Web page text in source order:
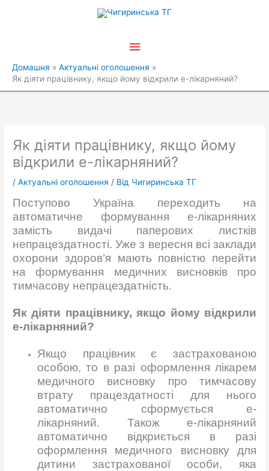
Головне
Домашня
Актуальні оголошення
Як діяти працівнику, якщо йому відкрили е-лікарняний?
Як діяти працівнику, якщо йому
відкрили е-лікарняний?
/Актуальні оголошення / Від Чигиринська ТГ
Поступово Україна переходить на
автоматичне формування е-лікарняних
замість видачі паперових листків
непрацездатності. Уже з вересня всі заклади
охорони здоров’я мають повністю перейти
на формування медичних висновків про
тимчасову непрацездатність.
Як діяти працівнику, якщо йому відкрили
е-лікарняний?
Якщо працівник є застрахованою
особою, то в разі оформлення лікарем
медичного висновку про тимчасову
втрату працездатності для нього
автоматично сформується е-
лікарняний. Також е-лікарняний
автоматично відкриється в разі
оформлення медичного висновку для
дитини застрахованої особи, яка